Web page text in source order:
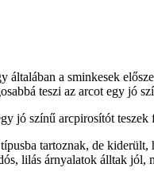
a sminkesek
teszi az arcot egy jó
jó színű arcpirosítót
tartoznak, de
lilás árnyalatok álltak jól,